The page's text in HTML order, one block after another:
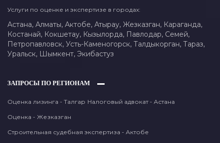
Услуги по оценке и экспертизе в городах:
Астана, Алматы, Актобе, Атырау, Жезказган, Караганда,
Костанай, Кокшетау, Кызылорда, Павлодар, Семей,
Петропавловск, Усть-Каменогорск, Талдыкорган, Тараз,
Уральск, Шымкент, Экибастуз
ЗАПРОСЫ ПО РЕГИОНАМ
Оценка лизинга - Талгар Налоговый адвокат - Астана
Оценка - Жезказган
Строительная судебная экспертиза - Актобе